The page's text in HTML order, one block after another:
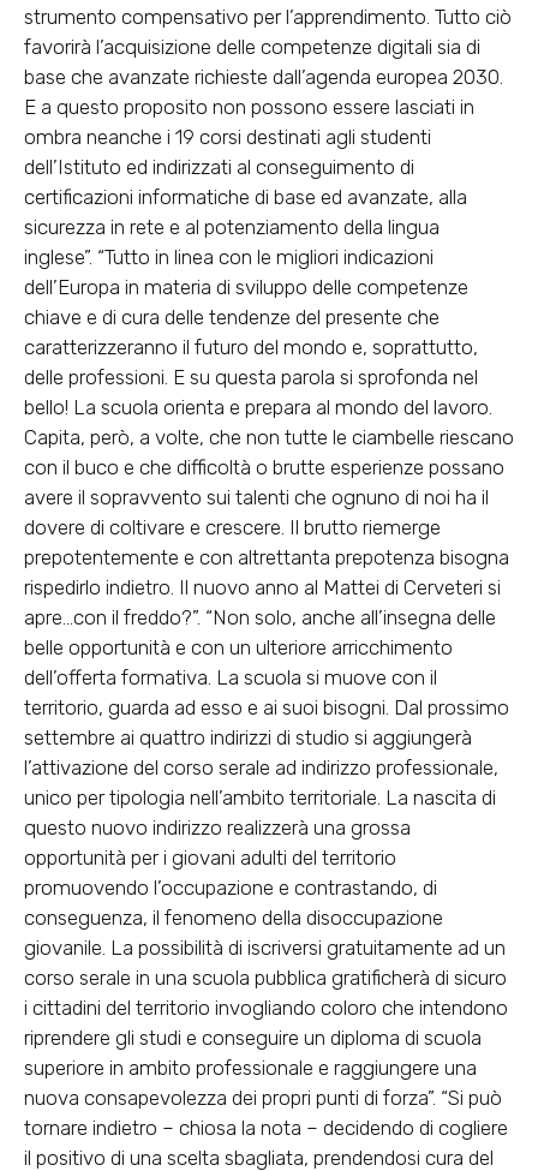
strumento compensativo per l’apprendimento. Tutto ciò
favorirà l’acquisizione delle competenze digitali sia di
base che avanzate richieste dall’agenda europea 2030.
E a questo proposito non possono essere lasciati in
ombra neanche i 19 corsi destinati agli studenti
dell’Istituto ed indirizzati al conseguimento di
certificazioni informatiche di base ed avanzate, alla
sicurezza in rete e al potenziamento della lingua
inglese”. “Tutto in linea con le migliori indicazioni
dell’Europa in materia di sviluppo delle competenze
chiave e di cura delle tendenze del presente che
caratterizzeranno il futuro del mondo e, soprattutto,
delle professioni. E su questa parola si sprofonda nel
bello! La scuola orienta e prepara al mondo del lavoro.
Capita, però, a volte, che non tutte le ciambelle riescano
con il buco e che difficoltà o brutte esperienze possano
avere il sopravvento sui talenti che ognuno di noi ha il
dovere di coltivare e crescere. Il brutto riemerge
prepotentemente e con altrettanta prepotenza bisogna
rispedirlo indietro. Il nuovo anno al Mattei di Cerveteri si
apre…con il freddo?”. “Non solo, anche all’insegna delle
belle opportunità e con un ulteriore arricchimento
dell’offerta formativa. La scuola si muove con il
territorio, guarda ad esso e ai suoi bisogni. Dal prossimo
settembre ai quattro indirizzi di studio si aggiungerà
l’attivazione del corso serale ad indirizzo professionale,
unico per tipologia nell’ambito territoriale. La nascita di
questo nuovo indirizzo realizzerà una grossa
opportunità per i giovani adulti del territorio
promuovendo l’occupazione e contrastando, di
conseguenza, il fenomeno della disoccupazione
giovanile. La possibilità di iscriversi gratuitamente ad un
corso serale in una scuola pubblica gratificherà di sicuro
i cittadini del territorio invogliando coloro che intendono
riprendere gli studi e conseguire un diploma di scuola
superiore in ambito professionale e raggiungere una
nuova consapevolezza dei propri punti di forza”. “Si può
tornare indietro – chiosa la nota – decidendo di cogliere
il positivo di una scelta sbagliata, prendendosi cura del